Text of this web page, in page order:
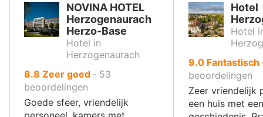
NOVINA HOTEL
Herzogenaurach
Herzo-Base
Hotel in
Herzogenaurach
8.8 uit
10
,
Zeer goed ‐ 53
beoordelingen
Goede sfeer, vriendelijk
Hotel
Hotel
9.0uit
10
,
Fantastisch
beoordelingen
Zeer vriendelijk
een huis met